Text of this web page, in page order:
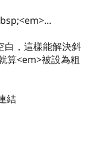
白，這樣能解決斜
算<em>被設為粗
結